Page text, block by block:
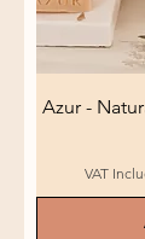
Azur -
VAT